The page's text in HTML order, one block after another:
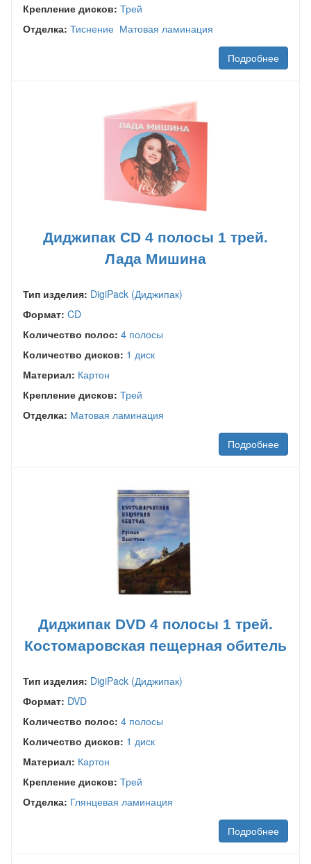
Крепление дисков: Трей
Отделка: Тиснение Матовая ламинация
Подробнее
Диджипак CD 4 полосы 1 трей.
Лада Мишина
Тип изделия: DigiPack (Диджипак)
Формат: CD
Количество полос: 4 полосы
Количество дисков: 1 диск
Материал: Картон
Крепление дисков: Трей
Отделка: Матовая ламинация
Подробнее
Диджипак DVD 4 полосы 1 трей.
Костомаровская пещерная обитель
Тип изделия: DigiPack (Диджипак)
Формат: DVD
Количество полос: 4 полосы
Количество дисков: 1 диск
Материал: Картон
Крепление дисков: Трей
Отделка: Глянцевая ламинация
Подробнее